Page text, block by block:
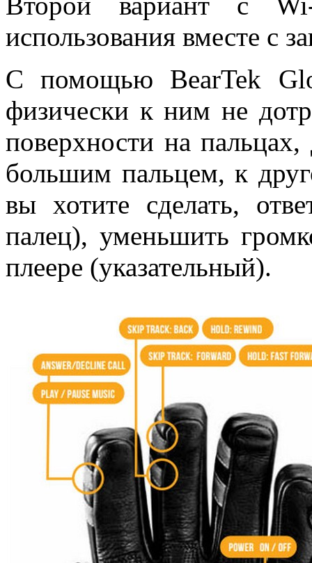
использования вместе
С помощью BearTek
физически к ним не
поверхности на пальцах,
большим пальцем, к
вы хотите сделать,
палец), уменьшить
плеере (указательный).